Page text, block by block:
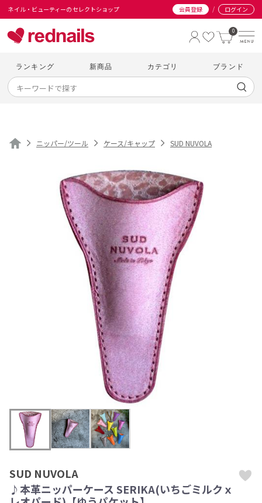
ネイル・ビューティーのセレクトショップ 会員登録 / ログイン
0
ランキング 新商品 カテゴリ ブランド
ニッパー/ツール ケース/キャップ SUD NUVOLA
SUD NUVOLA
♪本革ニッパーケース SERIKA(いちごミルクｘ